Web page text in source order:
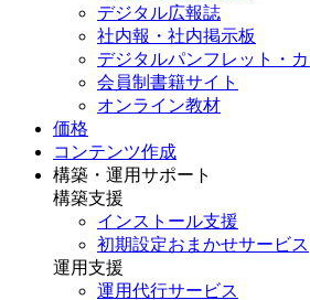
デジタル広報誌
社内報・社内掲示板
デジタルパンフレット・
会員制書籍サイト
オンライン教材
価格
コンテンツ作成
構築・運用サポート
構築支援
インストール支援
初期設定おまかせサービス
運用支援
運用代行サービス